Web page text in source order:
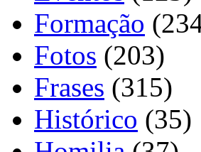
Formação
Fotos (203)
Frases (315)
Histórico (35)